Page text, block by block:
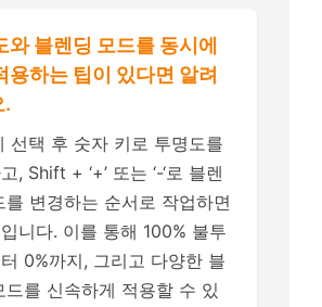
와 블렌딩 모드를 동시에
용하는 팁이 있다면 알려
.
선택 후 숫자 키로 투명도를
, Shift + ‘+’ 또는 ‘-‘로 블렌
를 변경하는 순서로 작업하면
니다. 이를 통해 100% 불투
0%까지, 그리고 다양한 블
드를 신속하게 적용할 수 있